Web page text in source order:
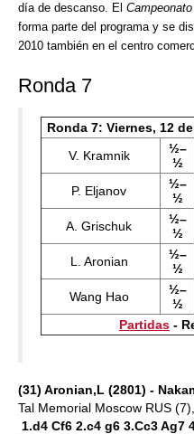
día de descanso. El
forma parte del programa y se
2010 también en el centro
Ronda 7
Ronda 7: Viernes, 12
V. Kramnik
½–
½
P. Eljanov
½–
½
A. Grischuk
½–
½
L. Aronian
½–
½
Wang Hao
½–
½
Partidas -
(31) Aronian,L (2801) -
Tal Memorial Moscow RUS
1.d4 Cf6 2.c4 g6 3.Cc3 Ag7